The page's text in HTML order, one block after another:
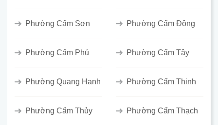
Phường Cẩm Sơn Phường Cẩm Đông
Phường Cẩm Phú Phường Cẩm Tây
Phường Quang Hanh Phường Cẩm Thịnh
Phường Cẩm Thủy Phường Cẩm Thạch